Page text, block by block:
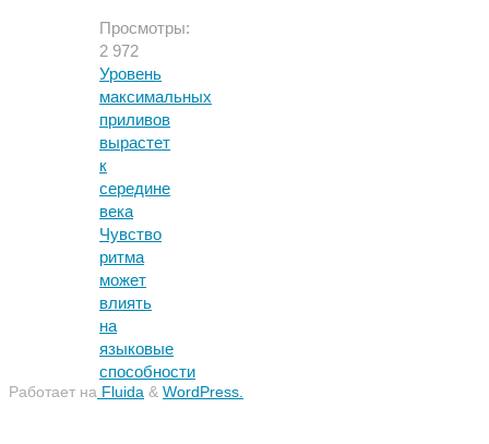
Просмотры:
2 972
Уровень
максимальных
приливов
вырастет
к
середине
века
Чувство
ритма
может
влиять
на
языковые
способности
Работает на Fluida & WordPress.